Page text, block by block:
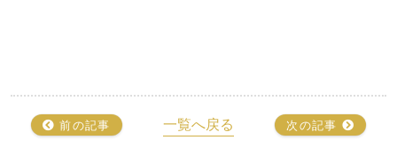
前の記事 一覧へ戻る 次の記事